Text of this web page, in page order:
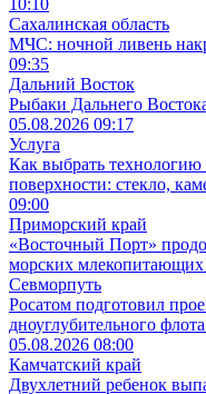
Сахалинская область
МЧС: ночной ливень
09:35
Дальний Восток
Рыбаки Дальнего
05.08.2026 09:17
Услуга
Как выбрать технологию
поверхности: стекло,
09:00
Приморский край
«Восточный Порт»
морских млекопитающих
Севморпуть
Росатом подготовил
дноуглубительного
05.08.2026 08:00
Камчатский край
Двухлетний ребенок